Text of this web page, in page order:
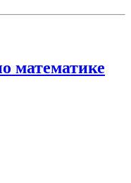
математике